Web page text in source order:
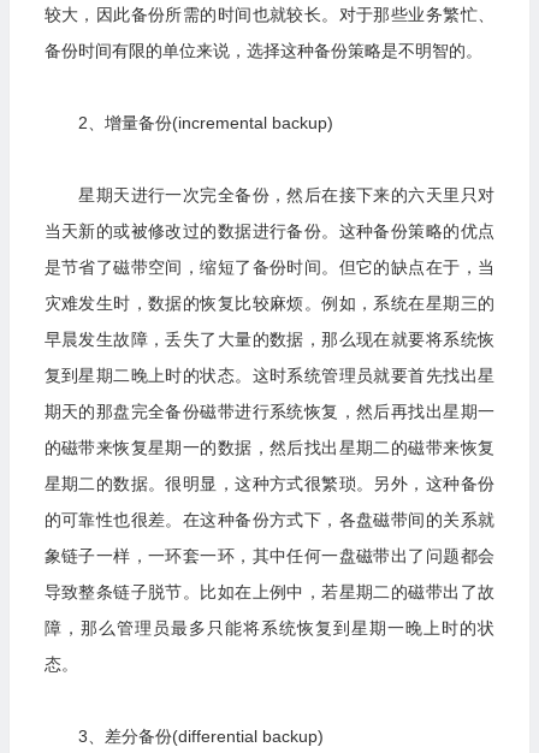
较大，因此备份所需的时间也就较长。对于那些业务繁忙、
备份时间有限的单位来说，选择这种备份策略是不明智的。
2、增量备份(incremental backup)
星期天进行一次完全备份，然后在接下来的六天里只对
当天新的或被修改过的数据进行备份。这种备份策略的优点
是节省了磁带空间，缩短了备份时间。但它的缺点在于，当
灾难发生时，数据的恢复比较麻烦。例如，系统在星期三的
早晨发生故障，丢失了大量的数据，那么现在就要将系统恢
复到星期二晚上时的状态。这时系统管理员就要首先找出星
期天的那盘完全备份磁带进行系统恢复，然后再找出星期一
的磁带来恢复星期一的数据，然后找出星期二的磁带来恢复
星期二的数据。很明显，这种方式很繁琐。另外，这种备份
的可靠性也很差。在这种备份方式下，各盘磁带间的关系就
象链子一样，一环套一环，其中任何一盘磁带出了问题都会
导致整条链子脱节。比如在上例中，若星期二的磁带出了故
障，那么管理员最多只能将系统恢复到星期一晚上时的状
态。
3、差分备份(differential backup)